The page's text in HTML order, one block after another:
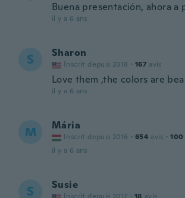
Buena presentación, ahora a
il y a 6 ans
S Sharon
Inscrit depuis 2018 · 167 avis
Love them ,the colors are
il y a 6 ans
M Mária
Inscrit depuis 2016 · 654 avis · 100
il y a 6 ans
S Susie